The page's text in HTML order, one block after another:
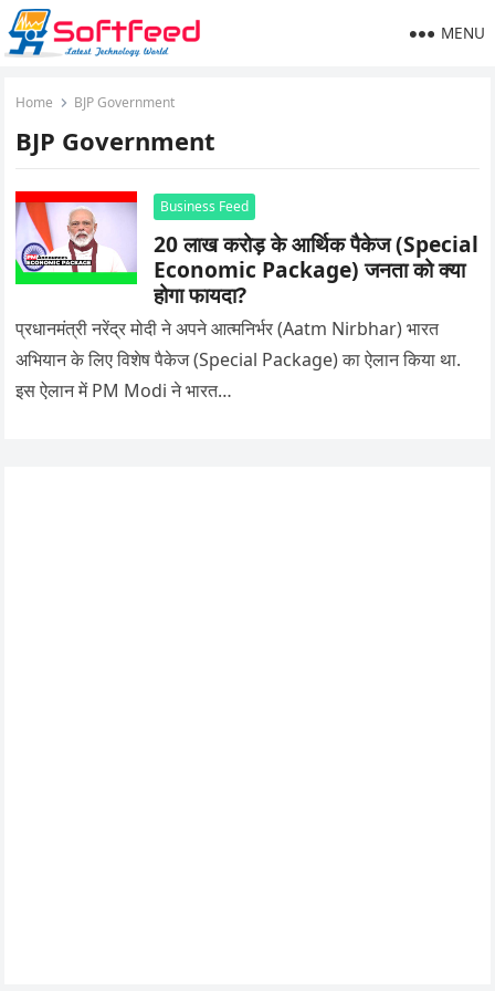
MENU
Home BJP Government
BJP Government
Business Feed
20 लाख करोड़ के आर्थिक पैकेज (Special
Economic Package) जनता को क्या
होगा फायदा?
प्रधानमंत्री नरेंद्र मोदी ने अपने आत्मनिर्भर (Aatm Nirbhar) भारत
अभियान के लिए विशेष पैकेज (Special Package) का ऐलान किया था.
इस ऐलान में PM Modi ने भारत…